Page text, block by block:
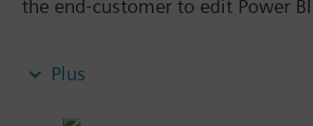
the end-customer to edit Power
CCA-CMPT-DMS or CCA-CMPT-VM
Plus